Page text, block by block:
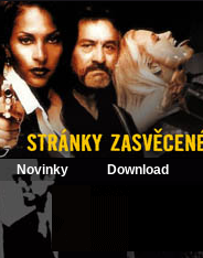
Novinky Download